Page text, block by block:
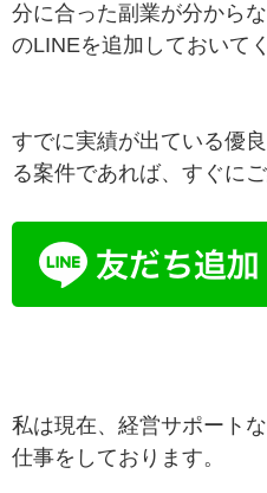
分に合った副業が分から
のLINEを追加しておいて
すでに実績が出ている優
る案件であれば、すぐに
私は現在、経営サポート
仕事をしております。